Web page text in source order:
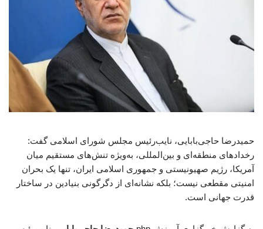
حمیدرضا حاجی‌بابایی، نایب‌رئیس مجلس شورای اسلامی گفت:
رخدادهای منطقه‌ای و بین‌المللی، به‌ویژه تنش‌های مستقیم میان
آمریکا، رژیم صهیونیستی و جمهوری اسلامی ایران، تنها یک بحران
امنیتی مقطعی نیست؛ بلکه نشانه‌ای از دگرگونی بنیادین در ساختار
قدرت جهانی است.